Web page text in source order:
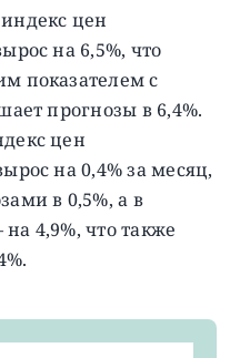
цен
на 6,5%, что
показателем с
прогнозы в 6,4%.
цен
на 0,4% за месяц,
в 0,5%, а в
4,9%, что также